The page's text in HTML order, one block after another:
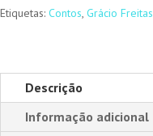
Etiquetas: Contos Grácio Freitas
Descrição
Informação adicional